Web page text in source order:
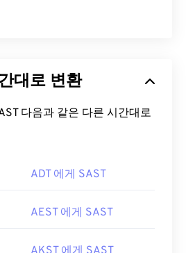
대로 변환
다음과 같은 다른 시간대로
ADT 에게 SAST
AEST 에게 SAST